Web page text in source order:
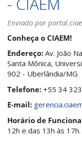
de
Iniciação
Enviado por
Conheça o CIAEM!
Endereço: Av. João
Santa Mônica,
902 - Uberlândia/MG
Telefone: +55 34
E-mail:
Horário de
12h e das 13h às 17h.